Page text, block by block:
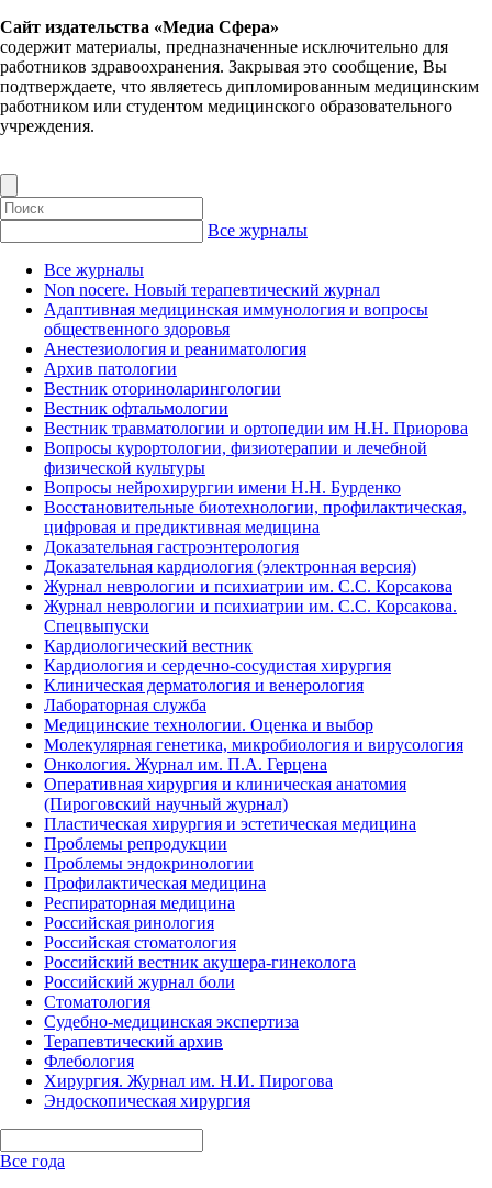
Сайт издательства «Медиа Сфера»
содержит материалы, предназначенные исключительно для
работников здравоохранения. Закрывая это сообщение, Вы
подтверждаете, что являетесь дипломированным медицинским
работником или студентом медицинского образовательного
учреждения.
Все журналы
Все журналы
Non nocere. Новый терапевтический журнал
Адаптивная медицинская иммунология и вопросы
общественного здоровья
Анестезиология и реаниматология
Архив патологии
Вестник оториноларингологии
Вестник офтальмологии
Вестник травматологии и ортопедии им Н.Н. Приорова
Вопросы курортологии, физиотерапии и лечебной
физической культуры
Вопросы нейрохирургии имени Н.Н. Бурденко
Восстановительные биотехнологии, профилактическая,
цифровая и предиктивная медицина
Доказательная гастроэнтерология
Доказательная кардиология (электронная версия)
Журнал неврологии и психиатрии им. С.С. Корсакова
Журнал неврологии и психиатрии им. С.С. Корсакова.
Спецвыпуски
Кардиологический вестник
Кардиология и сердечно-сосудистая хирургия
Клиническая дерматология и венерология
Лабораторная служба
Медицинские технологии. Оценка и выбор
Молекулярная генетика, микробиология и вирусология
Онкология. Журнал им. П.А. Герцена
Оперативная хирургия и клиническая анатомия
(Пироговский научный журнал)
Пластическая хирургия и эстетическая медицина
Проблемы репродукции
Проблемы эндокринологии
Профилактическая медицина
Респираторная медицина
Российская ринология
Российская стоматология
Российский вестник акушера-гинеколога
Российский журнал боли
Стоматология
Судебно-медицинская экспертиза
Терапевтический архив
Флебология
Хирургия. Журнал им. Н.И. Пирогова
Эндоскопическая хирургия
Все года